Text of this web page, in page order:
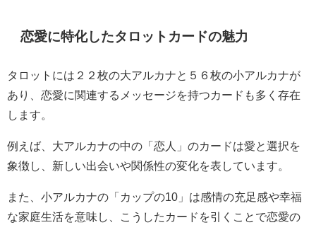
恋愛に特化したタロットカードの魅力
タロットには２２枚の大アルカナと５６枚の小アルカナが
あり、恋愛に関連するメッセージを持つカードも多く存在
します。
例えば、大アルカナの中の「恋人」のカードは愛と選択を
象徴し、新しい出会いや関係性の変化を表しています。
また、小アルカナの「カップの10」は感情の充足感や幸福
な家庭生活を意味し、こうしたカードを引くことで恋愛の